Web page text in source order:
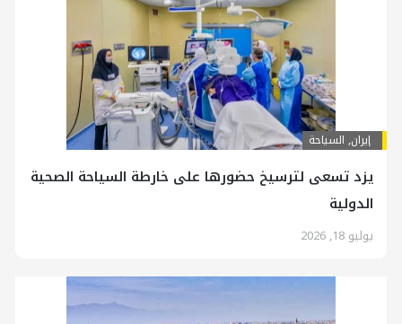
إيران, السياحة
يزد تسعى لترسيخ حضورها على خارطة السياحة الصحية
الدولية
يوليو 18, 2026